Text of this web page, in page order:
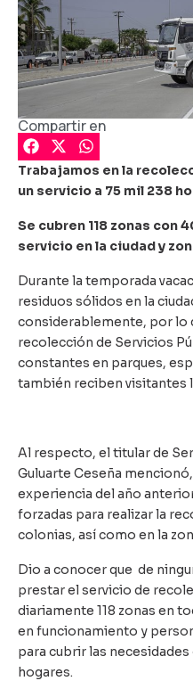
Compartir en
Trabajamos en la
un servicio a 75 mil 238
Se cubren 118 zonas con
servicio en la ciudad y
Durante la temporada
residuos sólidos en la
considerablemente, por lo
recolección de Servicios
constantes en parques,
también reciben visitantes
Al respecto, el titular de
Guluarte Ceseña
experiencia del año
forzadas para realizar la
colonias, así como en la
Dio a conocer que de
prestar el servicio de
diariamente 118 zonas en
en funcionamiento y
para cubrir las necesidades
hogares.